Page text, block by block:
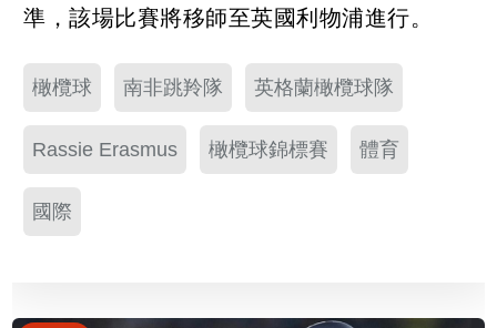
準，該場比賽將移師至英國利物浦進行。
橄欖球 南非跳羚隊 英格蘭橄欖球隊
Rassie Erasmus 橄欖球錦標賽 體育
國際